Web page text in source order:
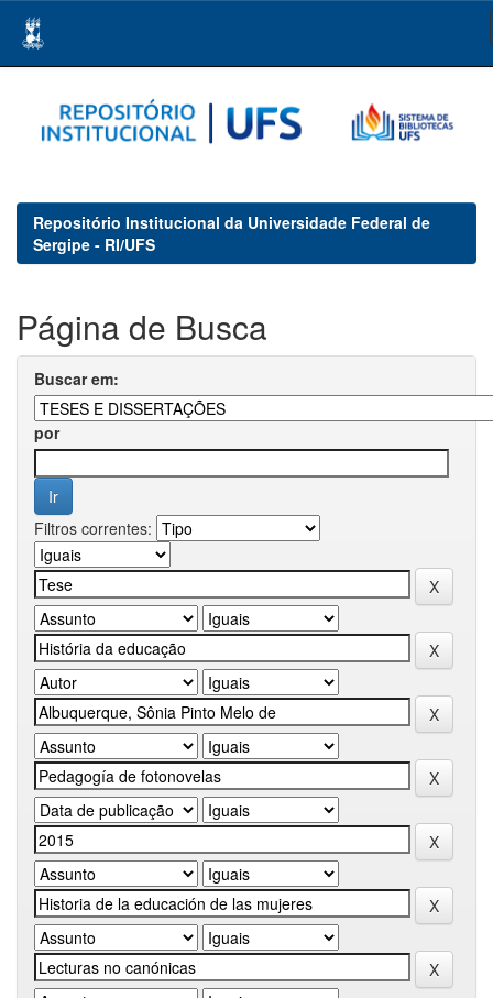
navigation
Repositório Institucional da Universidade Federal de
Sergipe - RI/UFS
Página de Busca
Buscar em:
por
Filtros correntes: